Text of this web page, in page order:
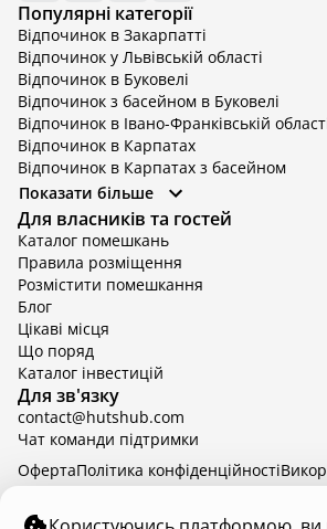
Популярні категорії
Відпочинок в Закарпатті
Відпочинок у Львівській області
Відпочинок в Буковелі
Відпочинок з басейном в Буковелі
Відпочинок в Івано-Франківській
Відпочинок в Карпатах
Відпочинок в Карпатах з басейном
Відпочинок в Київській області
Відпочинок в Київській області з
Відпочинок в Тернопільській області
Відпочинок у Вінницькій області
Відпочинок в Яремче
Відпочинок у Львівській області з
Відпочинок з басейном в Тернопільській
Показати більше
Для власників та гостей
Каталог помешкань
Правила розміщення
Розмістити помешкання
Блог
Цікаві місця
Що поряд
Каталог інвестицій
Для зв'язку
contact@hutshub.com
Чат команди підтримки
hutshub | ©2026
ОфертаПолітика конфіденційності